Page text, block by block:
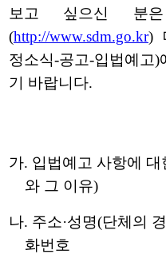
보고 싶으신 분은
(http://www.sdm.go.kr)
정소식-공고-입법예고)
기 바랍니다.
가. 입법예고 사항에 대
와 그 이유)
나. 주소·성명(단체의
화번호